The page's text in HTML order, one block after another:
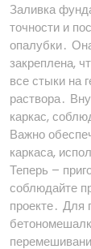
Заливка
точности и
опалубки․
закреплена,
все стыки на
раствора․
каркас,
Важно
каркаса,
Теперь –
соблюдайте
проекте․ Для